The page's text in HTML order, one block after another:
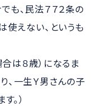
、民法７７２条の
えない、というも
合は８歳）になるま
一生Ｙ男さんの子
。）